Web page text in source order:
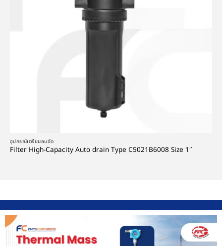
อุปกรณ์เตรียมลมอัด
Filter High-Capacity Auto drain Type C5021B6008 Size 1″